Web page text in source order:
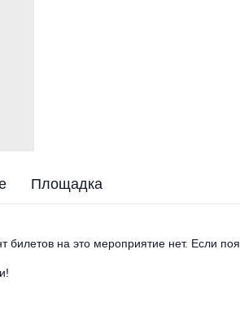
Площадка
билетов на это мероприятие нет. Если